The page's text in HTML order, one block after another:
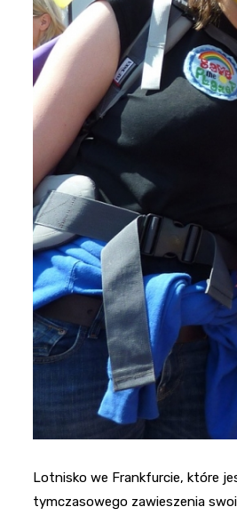
Lotnisko we Frankfurcie, które
tymczasowego zawieszenia